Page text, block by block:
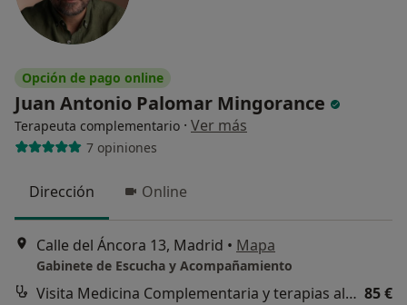
Opción de pago online
Juan Antonio Palomar Mingorance
Terapeuta complementario · Ver más
7 opiniones
Dirección Online
Calle del Áncora 13, Madrid • Mapa
Gabinete de Escucha y Acompañamiento
Visita Medicina Complementaria y terapias alternativas 85 €